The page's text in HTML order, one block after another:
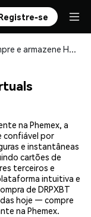
se
Compre e armazene Hunter by Virtuals (DRPXBT) com segurança
na Phemex, a
confiável por
e instantâneas
cartões de
terceiros e
intuitiva e
de DRPXBT
hoje — compre
na Phemex.